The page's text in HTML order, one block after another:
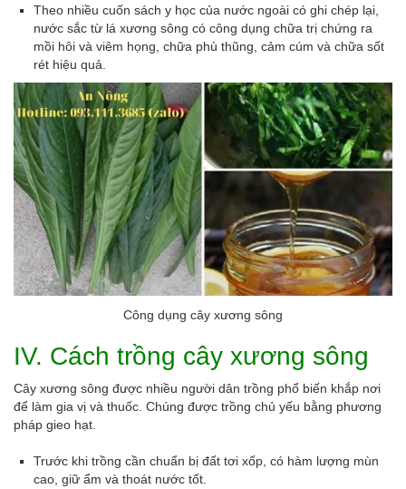
Theo nhiều cuốn sách y học của nước ngoài có ghi chép lại,
nước sắc từ lá xương sông có công dụng chữa trị chứng ra
mồi hôi và viêm họng, chữa phù thũng, cảm cúm và chữa sốt
rét hiệu quả.
Công dụng cây xương sông
IV. Cách trồng cây xương sông
Cây xương sông được nhiều người dân trồng phổ biến khắp nơi
để làm gia vị và thuốc. Chúng được trồng chủ yếu bằng phương
pháp gieo hạt.
Trước khi trồng cần chuẩn bị đất tơi xốp, có hàm lượng mùn
cao, giữ ẩm và thoát nước tốt.